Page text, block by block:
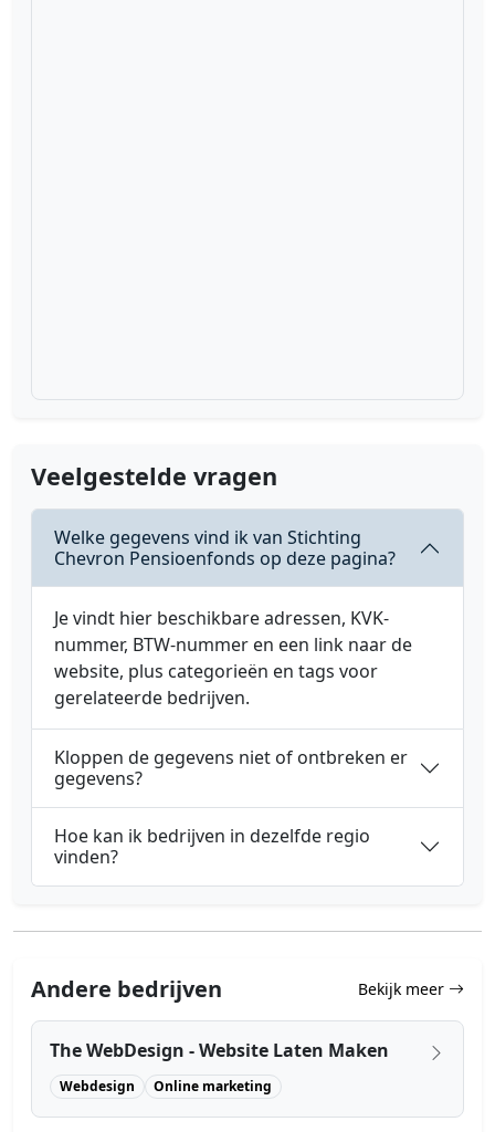
Veelgestelde vragen
Welke gegevens vind ik van Stichting
Chevron Pensioenfonds op deze pagina?
Je vindt hier beschikbare adressen, KVK-
nummer, BTW-nummer en een link naar de
website, plus categorieën en tags voor
gerelateerde bedrijven.
Kloppen de gegevens niet of ontbreken er
gegevens?
Hoe kan ik bedrijven in dezelfde regio
vinden?
Andere bedrijven Bekijk meer
The WebDesign - Website Laten Maken
Webdesign Online marketing